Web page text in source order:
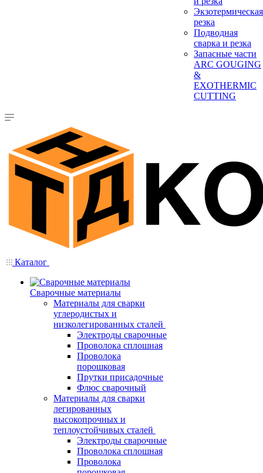
Экзотермическая
резка
Подводная
сварка и резка
Запасные части
ARC GOUGING
&
EXOTHERMIC
CUTTING
Каталог
Сварочные материалы
Материалы для сварки
углеродистых и
низколегированных сталей
Электроды сварочные
Проволока сплошная
Проволока
порошковая
Прутки присадочные
Флюс сварочный
Материалы для сварки
легированных
высокопрочных и
теплоустойчивых сталей
Электроды сварочные
Проволока сплошная
Проволока